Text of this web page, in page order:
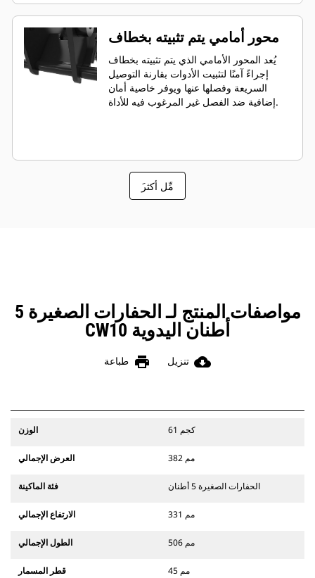
محور أمامي يتم تثبيته بخطاف
يُعد المحور الأمامي الذي يتم تثبيته بخطاف
إجراءً آمنًا لتثبيت الأدوات بقارنة التوصيل
السريعة وفصلها عنها ويوفر خاصية أمان
إضافية ضد الفصل غير المرغوب فيه للأداة.
َمِّل أكثر
مواصفات المنتج لـ الحفارات الصغيرة 5
أطنان اليدوية CW10
cloud_download تنزيل print طباعة
الوزن 61 كجم
العرض الإجمالي 382 مم
فئة الماكينة الحفارات الصغيرة 5 أطنان
الارتفاع الإجمالي 331 مم
الطول الإجمالي 506 مم
قطر المسمار 45 مم